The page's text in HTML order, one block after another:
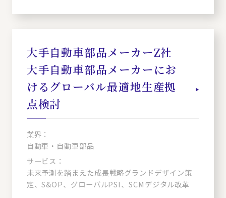
大手自動車部品メーカーZ社
大手自動車部品メーカーにお
けるグローバル最適地生産拠
点検討
業界：
自動車・自動車部品
サービス：
未来予測を踏まえた成長戦略グランドデザイン策
定、S&OP、グローバルPSI、SCMデジタル改革